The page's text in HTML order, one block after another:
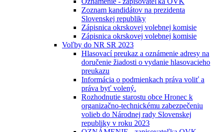
Zoznam kandidátov na prezidenta
Slovenskej republiky
Zápisnica okrskovej volebnej komisie
Zápisnica okrskovej volebnej komisie
Voľby do NR SR 2023
Hlasovací preukaz a oznámenie adresy na
doručenie žiadosti o vydanie hlasovacieho
preukazu
Informácia o podmienkach práva voliť a
práva byť volený.
Rozhodnutie starostu obce Hronec k
organizačno-technickému zabezpečeniu
volieb do Národnej rady Slovenskej
republiky v roku 2023